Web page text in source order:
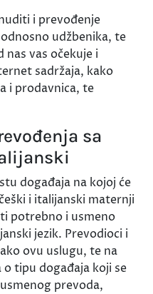
i prevođenje
udžbenika, te
nas vas očekuje i
sadržaja, kako
i prodavnica, te
sa
događaja na kojoj će
i italijanski maternji
potrebno i usmeno
jezik. Prevodioci i
ovu uslugu, te na
tipu događaja koji se
prevoda,